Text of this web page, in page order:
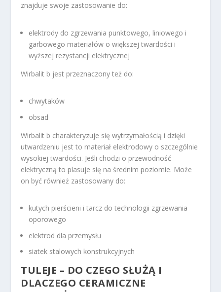
znajduje swoje zastosowanie do:
elektrody do zgrzewania punktowego, liniowego i
garbowego materiałów o większej twardości i
wyższej rezystancji elektrycznej
Wirbalit b jest przeznaczony też do:
chwytaków
obsad
Wirbalit b charakteryzuje się wytrzymałością i dzięki
utwardzeniu jest to materiał elektrodowy o szczególnie
wysokiej twardości. Jeśli chodzi o przewodność
elektryczną to plasuje się na średnim poziomie. Może
on być również zastosowany do:
kutych pierścieni i tarcz do technologii zgrzewania
oporowego
elektrod dla przemysłu
siatek stalowych konstrukcyjnych
TULEJE – DO CZEGO SŁUŻĄ I
DLACZEGO CERAMICZNE